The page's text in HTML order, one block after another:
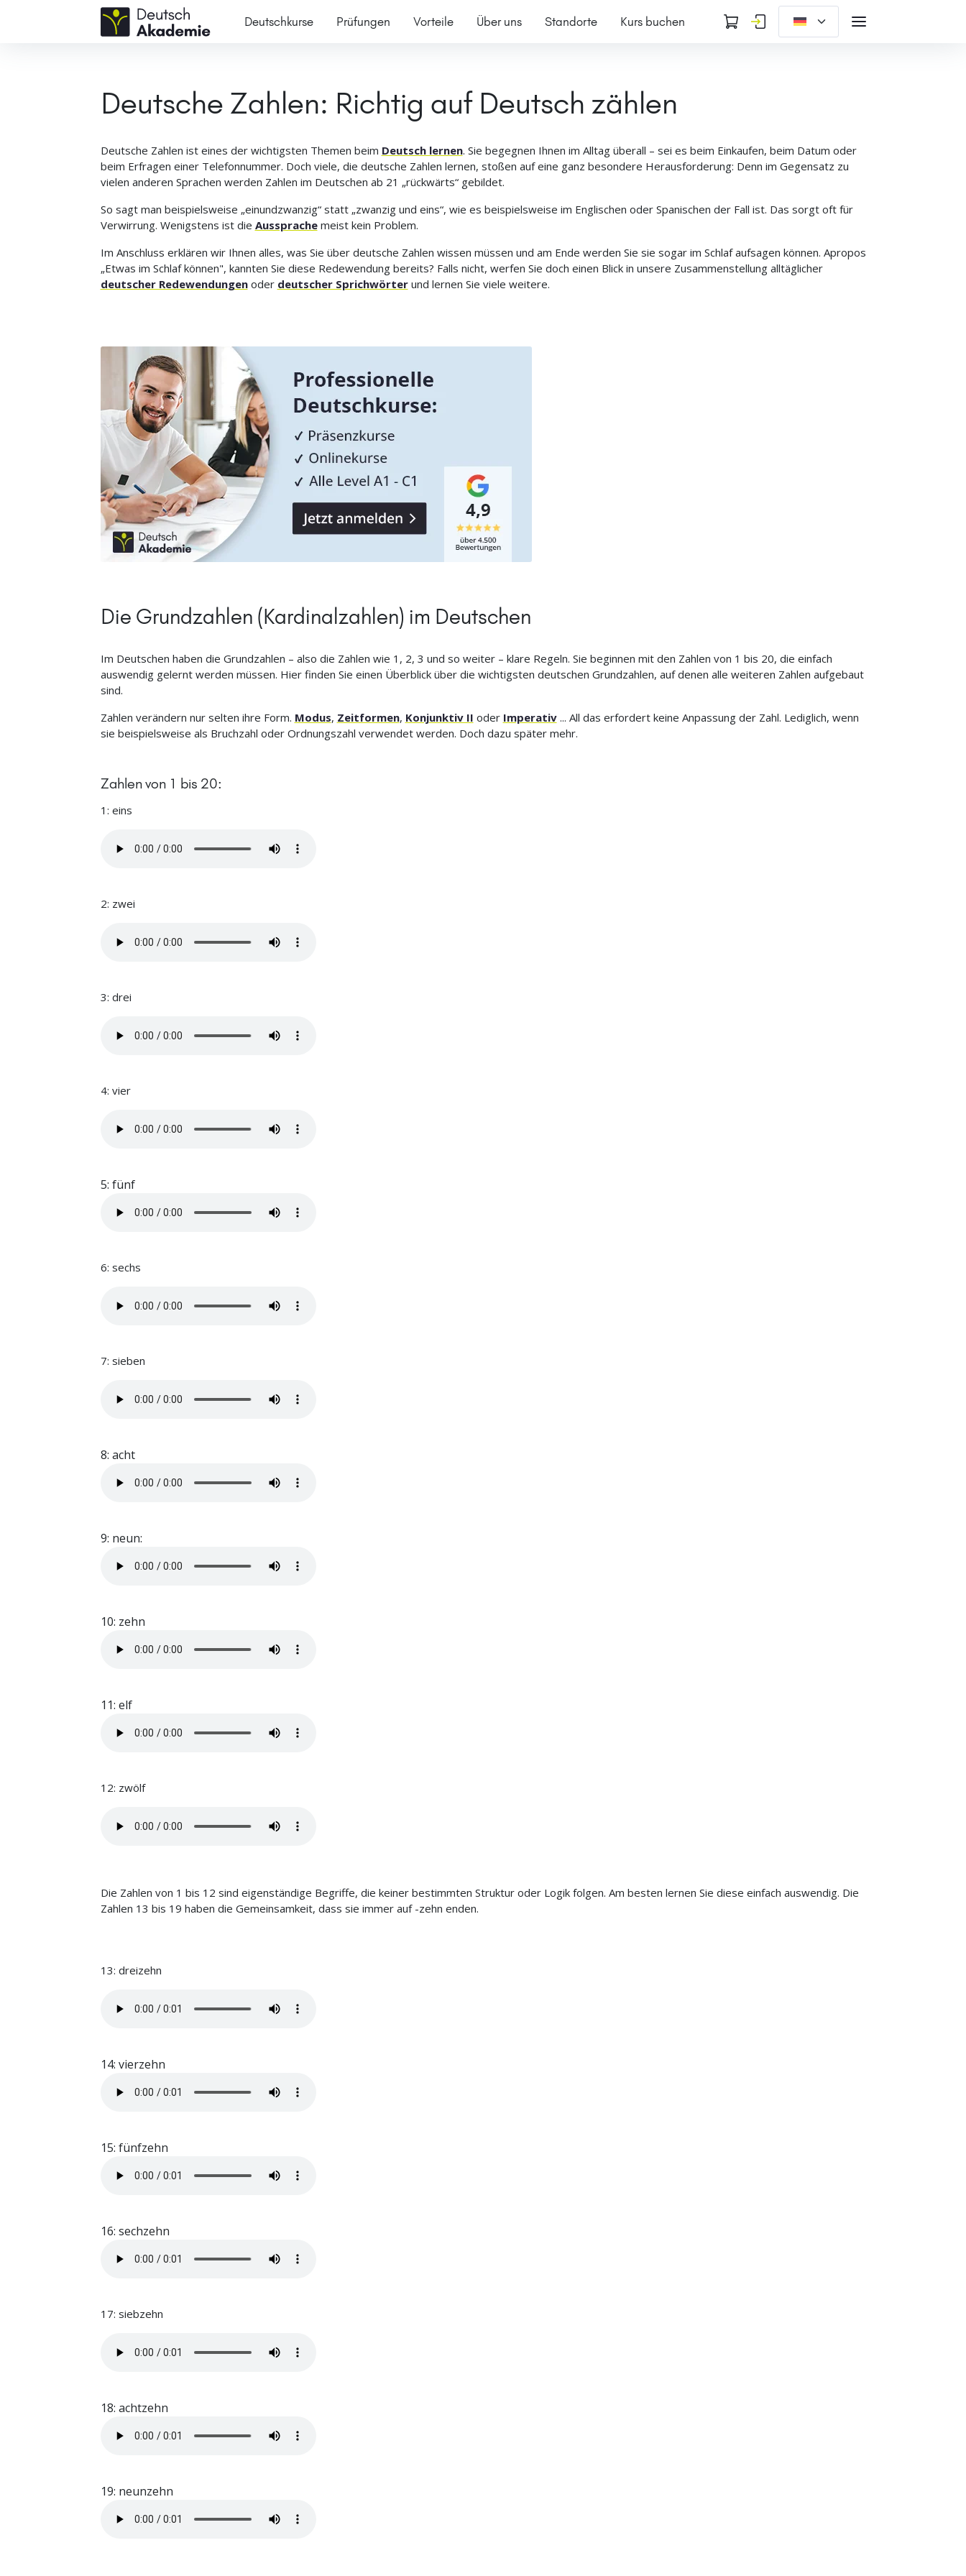
Deutschkurse Prüfungen Vorteile Über uns Standorte Kurs buchen
Deutsche Zahlen: Richtig auf Deutsch zählen
Deutsche Zahlen ist eines der wichtigsten Themen beim Deutsch lernen. Sie begegnen Ihnen im Alltag überall – sei es beim Einkaufen, beim Datum oder
beim Erfragen einer Telefonnummer. Doch viele, die deutsche Zahlen lernen, stoßen auf eine ganz besondere Herausforderung: Denn im Gegensatz zu
vielen anderen Sprachen werden Zahlen im Deutschen ab 21 „rückwärts“ gebildet.
So sagt man beispielsweise „einundzwanzig“ statt „zwanzig und eins“, wie es beispielsweise im Englischen oder Spanischen der Fall ist. Das sorgt oft für
Verwirrung. Wenigstens ist die Aussprachemeist kein Problem.
Im Anschluss erklären wir Ihnen alles, was Sie über deutsche Zahlen wissen müssen und am Ende werden Sie sie sogar im Schlaf aufsagen können. Apropos
„Etwas im Schlaf können", kannten Sie diese Redewendung bereits? Falls nicht, werfen Sie doch einen Blick in unsere Zusammenstellung alltäglicher
deutscher Redewendungenoder deutscher Sprichwörterund lernen Sie viele weitere.
Die Grundzahlen (Kardinalzahlen) im Deutschen
Im Deutschen haben die Grundzahlen – also die Zahlen wie 1, 2, 3 und so weiter – klare Regeln. Sie beginnen mit den Zahlen von 1 bis 20, die einfach
auswendig gelernt werden müssen. Hier finden Sie einen Überblick über die wichtigsten deutschen Grundzahlen, auf denen alle weiteren Zahlen aufgebaut
sind.
Zahlen verändern nur selten ihre Form. Modus, Zeitformen, Konjunktiv II oder Imperativ... All das erfordert keine Anpassung der Zahl. Lediglich, wenn
sie beispielsweise als Bruchzahl oder Ordnungszahl verwendet werden. Doch dazu später mehr.
Zahlen von 1 bis 20:
1: eins
2: zwei
3: drei
4: vier
5: fünf
6: sechs
7: sieben
8: acht
9: neun:
10: zehn
11: elf
12: zwölf
Die Zahlen von 1 bis 12 sind eigenständige Begriffe, die keiner bestimmten Struktur oder Logik folgen. Am besten lernen Sie diese einfach auswendig. Die
Zahlen 13 bis 19 haben die Gemeinsamkeit, dass sie immer auf -zehn enden.
13: dreizehn
14: vierzehn
15: fünfzehn
16: sechzehn
17: siebzehn
18: achtzehn
19: neunzehn